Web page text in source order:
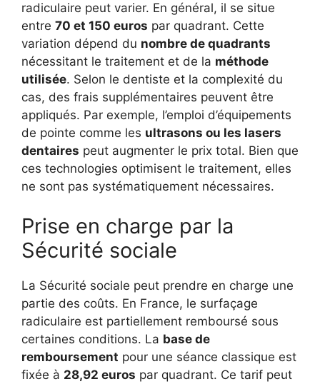
radiculaire peut varier. En général, il se situe
entre 70 et 150 euros par quadrant. Cette
variation dépend du nombre de quadrants
nécessitant le traitement et de la méthode
utilisée. Selon le dentiste et la complexité du
cas, des frais supplémentaires peuvent être
appliqués. Par exemple, l’emploi d’équipements
de pointe comme les ultrasons ou les lasers
dentaires peut augmenter le prix total. Bien que
ces technologies optimisent le traitement, elles
ne sont pas systématiquement nécessaires.
Prise en charge par la
Sécurité sociale
La Sécurité sociale peut prendre en charge une
partie des coûts. En France, le surfaçage
radiculaire est partiellement remboursé sous
certaines conditions. La base de
remboursement pour une séance classique est
fixée à 28,92 euros par quadrant. Ce tarif peut